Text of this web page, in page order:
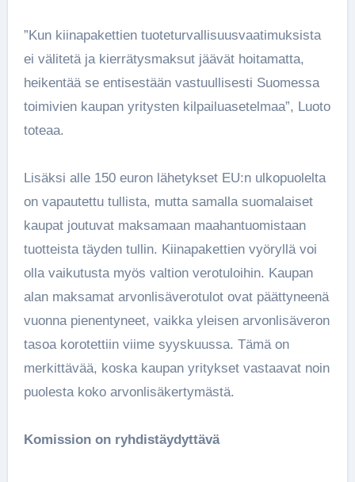
”Kun kiinapakettien tuoteturvallisuusvaatimuksista
ei välitetä ja kierrätysmaksut jäävät hoitamatta,
heikentää se entisestään vastuullisesti Suomessa
toimivien kaupan yritysten kilpailuasetelmaa”, Luoto
toteaa.
Lisäksi alle 150 euron lähetykset EU:n ulkopuolelta
on vapautettu tullista, mutta samalla suomalaiset
kaupat joutuvat maksamaan maahantuomistaan
tuotteista täyden tullin. Kiinapakettien vyöryllä voi
olla vaikutusta myös valtion verotuloihin. Kaupan
alan maksamat arvonlisäverotulot ovat päättyneenä
vuonna pienentyneet, vaikka yleisen arvonlisäveron
tasoa korotettiin viime syyskuussa. Tämä on
merkittävää, koska kaupan yritykset vastaavat noin
puolesta koko arvonlisäkertymästä.
Komission on ryhdistäydyttävä